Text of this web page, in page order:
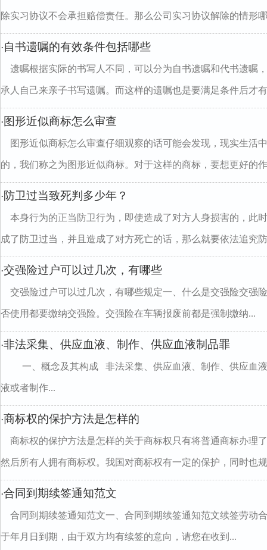
除实习协议不会承担赔偿责任。那么公司实习协议解除的情形
·自书遗嘱的有效条件包括哪些
遗嘱根据实际的书写人不同，可以分为自书遗嘱和代书遗嘱
承人自己来亲子书写遗嘱。而这样的遗嘱也是要满足条件后才
· 图形近似商标怎么审查
图形近似商标怎么审查仔细观察的话可能会发现，现实生活
的，我们称之为图形近似商标。对于这样的商标，要想更好的
· 防卫过当致死判多少年？
本身行为的正当防卫行为，即使造成了对方人身损害的，此
成了防卫过当，并且造成了对方死亡的话，那么就要依法追究
·交强险过户可以过几次，有哪些
交强险过户可以过几次，有哪些规定一、什么是交强险交强
否使用都要缴纳交强险。交强险在车辆报废前都是强制缴纳...
·非法采集、供应血液、制作、供应血液制品罪
一、概念及其构成 非法采集、供应血液、制作、供应血
液或者制作...
·商标权的保护方法是怎样的
商标权的保护方法是怎样的关于商标权只有将普通商标办理
然后所有人拥有商标权。我国对商标权有一定的保护，同时也
·合同到期续签通知范文
合同到期续签通知范文一、合同到期续签通知范文续签劳动
于年月日到期，由于双方均有续签的意向，请您在收到...